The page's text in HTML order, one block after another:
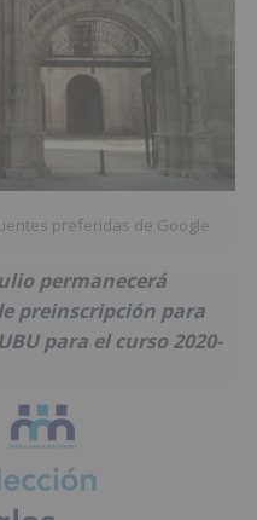
preferidas de Google
permanecerá
preinscripción para
para el curso 2020-